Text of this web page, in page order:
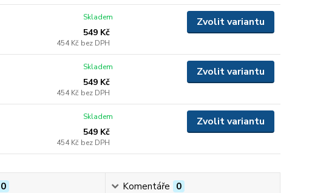
549 Kč
454 Kč bez DPH
Skladem Zvolit variantu
549 Kč
454 Kč bez DPH
Skladem Zvolit variantu
549 Kč
454 Kč bez DPH
Skladem Zvolit variantu
0 Komentáře 0